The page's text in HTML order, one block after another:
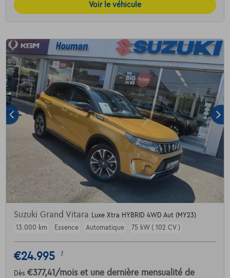
Voir le véhicule
Suzuki Grand Vitara
Luxe Xtra HYBRID 4WD Aut (MY23)
13.000 km
Essence Automatique 75 kW ( 102 CV )
€24.995 1
Dès €377,41 /mois et une dernière mensualité de